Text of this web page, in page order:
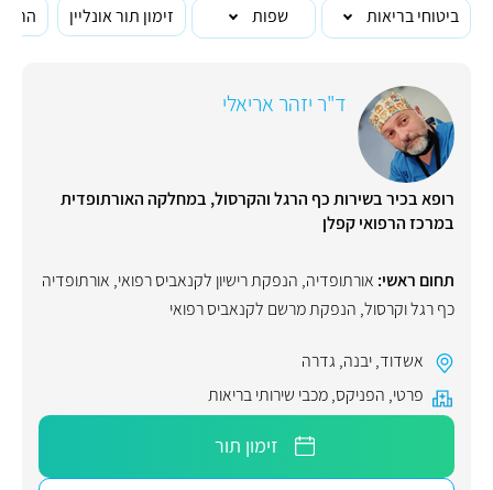
ביטוחי בריאות שפות זימון תור אונליין
ד"ר יזהר אריאלי
רופא בכיר בשירות כף הרגל והקרסול, במחלקה האורתופדית
במרכז הרפואי קפלן
תחום ראשי: אורתופדיה, הנפקת רישיון לקנאביס רפואי, אורתופדיה
כף רגל וקרסול, הנפקת מרשם לקנאביס רפואי
אשדוד,יבנה, גדרה
פרטי, הפניקס,מכבי שירותי בריאות
זימון תור